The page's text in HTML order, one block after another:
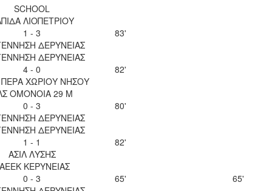
SCHOOL
ΛΙΟΠΕΤΡΙΟΥ
1 - 3
ΔΕΡΥΝΕΙΑΣ
83'
ΔΕΡΥΝΕΙΑΣ
4 - 0
ΧΩΡΙΟΥ ΝΗΣΟΥ
82'
ΟΜΟΝΟΙΑ 29 Μ
0 - 3
ΔΕΡΥΝΕΙΑΣ
80'
ΔΕΡΥΝΕΙΑΣ
1 - 1
ΑΣΙΛ ΛΥΣΗΣ
82'
ΚΕΡΥΝΕΙΑΣ
0 - 3
65'
65'